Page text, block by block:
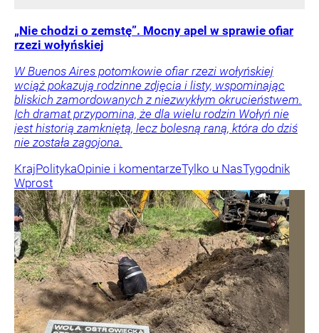
„Nie chodzi o zemstę”. Mocny apel w sprawie ofiar
rzezi wołyńskiej
W Buenos Aires potomkowie ofiar rzezi wołyńskiej
wciąż pokazują rodzinne zdjęcia i listy, wspominając
bliskich zamordowanych z niezwykłym okrucieństwem.
Ich dramat przypomina, że dla wielu rodzin Wołyń nie
jest historią zamkniętą, lecz bolesną raną, która do dziś
nie została zagojona.
KrajPolitykaOpinie i komentarzeTylko u NasTygodnik
Wprost